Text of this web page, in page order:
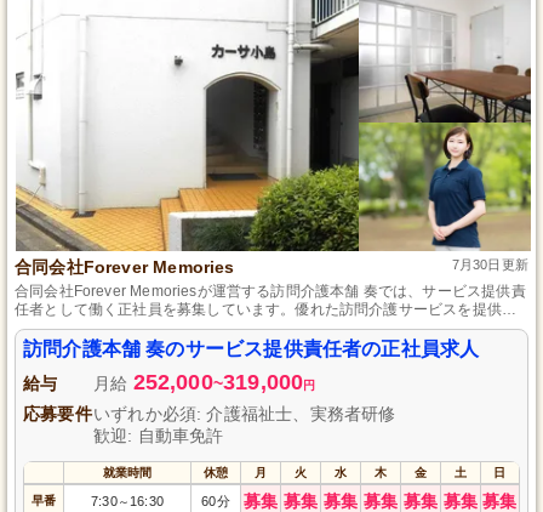
合同会社Forever Memories 7月30日更新
合同会社Forever Memoriesが運営する訪問介護本舗 奏では、サービス提供責
任者として働く正社員を募集しています。優れた訪問介護サービスを提供
し、多くの利用者に寄り添う重要な役割を担います。経験や資格は不問です
が、利用者に温かい心で接する情熱が求められます。私たちと一緒に感動と
喜びの瞬間を分かち合いませんか？あなたの応募をお待ちしております。
訪問介護本舗 奏のサービス提供責任者の正社員求人
給与 月給 252,000~319,000円
応募要件いずれか必須: 介護福祉士、実務者研修
歓迎: 自動車免許
就業時間 休憩 月 火 水 木 金 土 日
早番 7:30～ 16:30 60分 募集 募集 募集 募集 募集 募集 募集